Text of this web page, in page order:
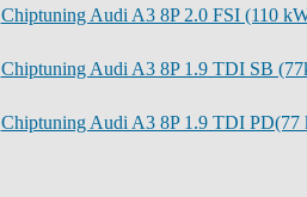
Chiptuning Audi A3 8P 2.0 FSI (110
Chiptuning Audi A3 8P 1.9 TDI SB
Chiptuning Audi A3 8P 1.9 TDI PD(77